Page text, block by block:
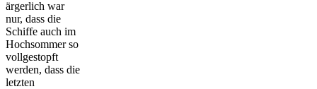
ärgerlich war
nur, dass die
Schiffe auch im
Hochsommer so
vollgestopft
werden, dass die
letzten